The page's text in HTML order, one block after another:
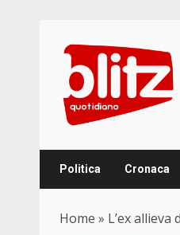
content
Politica Cronaca
Home » L’ex